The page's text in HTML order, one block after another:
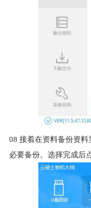
08 接着在资料备份资
必要备份。选择完成后